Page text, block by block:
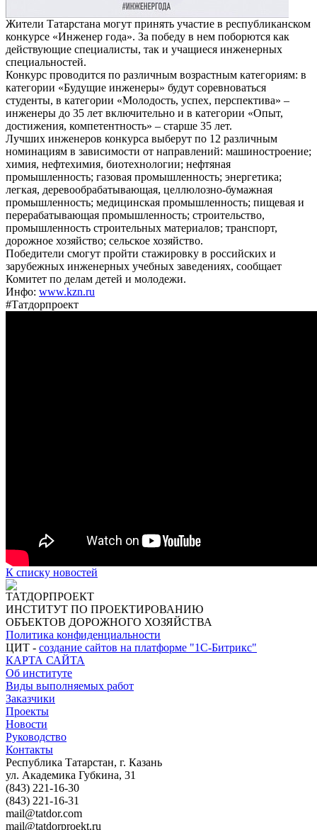
Жители Татарстана могут принять участие в республиканском
конкурсе «Инженер года». За победу в нем поборются как
действующие специалисты, так и учащиеся инженерных
специальностей.
Конкурс проводится по различным возрастным категориям: в
категории «Будущие инженеры» будут соревноваться
студенты, в категории «Молодость, успех, перспектива» –
инженеры до 35 лет включительно и в категории «Опыт,
достижения, компетентность» – старше 35 лет.
Лучших инженеров конкурса выберут по 12 различным
номинациям в зависимости от направлений: машиностроение;
химия, нефтехимия, биотехнологии; нефтяная
промышленность; газовая промышленность; энергетика;
легкая, деревообрабатывающая, целлюлозно-бумажная
промышленность; медицинская промышленность; пищевая и
перерабатывающая промышленность; строительство,
промышленность строительных материалов; транспорт,
дорожное хозяйство; сельское хозяйство.
Победители смогут пройти стажировку в российских и
зарубежных инженерных учебных заведениях, сообщает
Комитет по делам детей и молодежи.
Инфо: www.kzn.ru
#Татдорпроект
К списку новостей
ТАТДОРПРОЕКТ
ИНСТИТУТ ПО ПРОЕКТИРОВАНИЮ
ОБЪЕКТОВ ДОРОЖНОГО ХОЗЯЙСТВА
Политика конфиденциальности
ЦИТ - создание сайтов на платформе "1С-Битрикс"
КАРТА САЙТА
Об институте
Виды выполняемых работ
Заказчики
Проекты
Новости
Руководство
Контакты
Республика Татарстан, г. Казань
ул. Академика Губкина, 31
(843) 221-16-30
(843) 221-16-31
mail@tatdor.com
mail@tatdorproekt.ru